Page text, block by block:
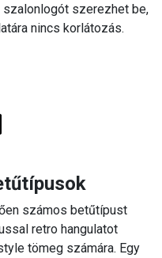
szerezhet be,
nincs korlátozás.
számos betűtípust
retro hangulatot
tömeg számára. Egy